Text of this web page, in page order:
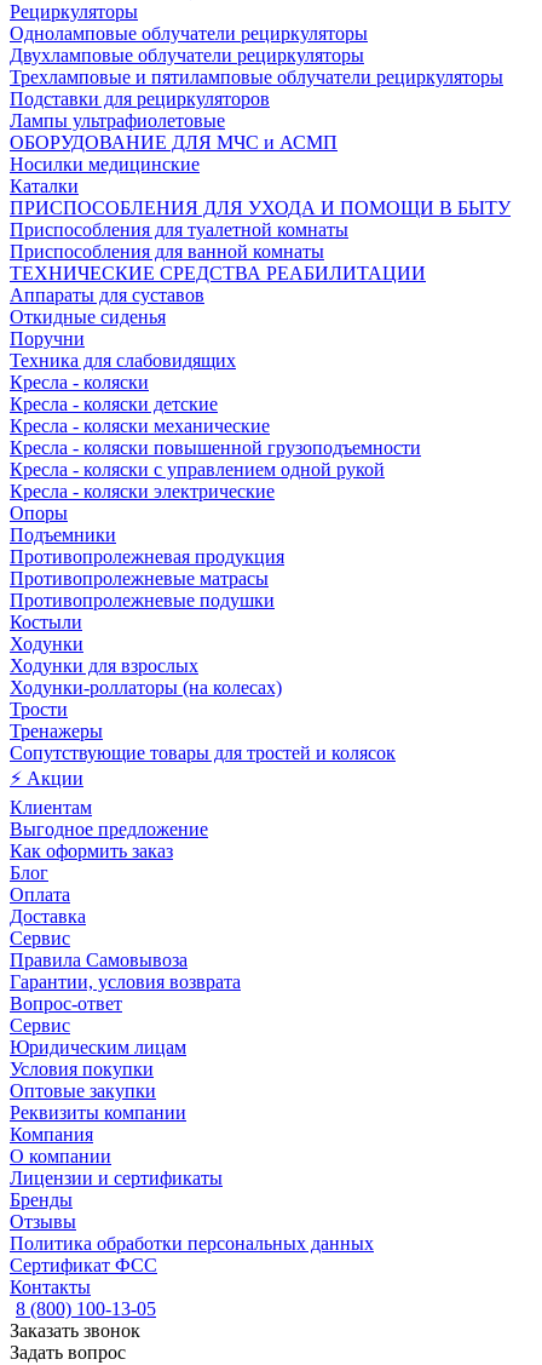
Рециркуляторы
Одноламповые облучатели рециркуляторы
Двухламповые облучатели рециркуляторы
Трехламповые и пятиламповые облучатели рециркуляторы
Подставки для рециркуляторов
Лампы ультрафиолетовые
ОБОРУДОВАНИЕ ДЛЯ МЧС и АСМП
Носилки медицинские
Каталки
ПРИСПОСОБЛЕНИЯ ДЛЯ УХОДА И ПОМОЩИ В БЫТУ
Приспособления для туалетной комнаты
Приспособления для ванной комнаты
ТЕХНИЧЕСКИЕ СРЕДСТВА РЕАБИЛИТАЦИИ
Аппараты для суставов
Откидные сиденья
Поручни
Техника для слабовидящих
Кресла - коляски
Кресла - коляски детские
Кресла - коляски механические
Кресла - коляски повышенной грузоподъемности
Кресла - коляски с управлением одной рукой
Кресла - коляски электрические
Опоры
Подъемники
Противопролежневая продукция
Противопролежневые матрасы
Противопролежневые подушки
Костыли
Ходунки
Ходунки для взрослых
Ходунки-роллаторы (на колесах)
Трости
Тренажеры
Сопутствующие товары для тростей и колясок
⚡ Акции
Клиентам
Выгодное предложение
Как оформить заказ
Блог
Оплата
Доставка
Сервис
Правила Самовывоза
Гарантии, условия возврата
Вопрос-ответ
Сервис
Юридическим лицам
Условия покупки
Оптовые закупки
Реквизиты компании
Компания
О компании
Лицензии и сертификаты
Бренды
Отзывы
Политика обработки персональных данных
Сертификат ФСС
Контакты
8 (800) 100-13-05
Заказать звонок
Задать вопрос